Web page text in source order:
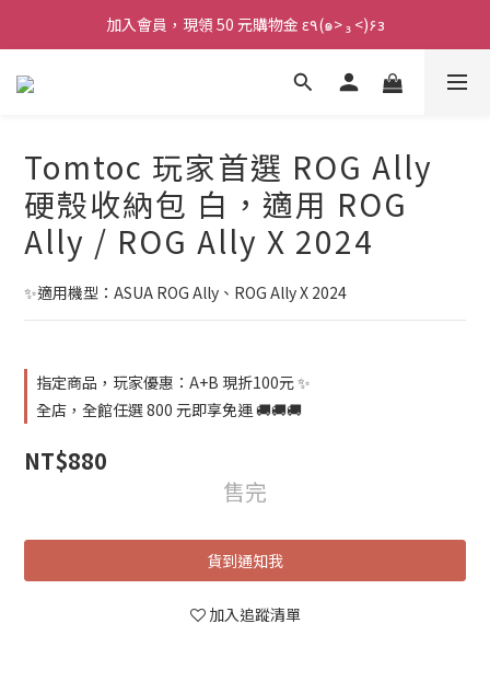
加入會員，現領 50 元購物金 ε٩(๑> ₃ <)۶з
加入會員，現領 50 元購物金 ε٩(๑> ₃ <)۶з
全館滿 800 元 就免運 🚚
Tomtoc 玩家首選 ROG Ally
硬殼收納包 白，適用 ROG
Ally / ROG Ally X 2024
✨適用機型：ASUA ROG Ally、ROG Ally X 2024
指定商品，玩家優惠：A+B 現折100元 ✨
全店，全館任選 800 元即享免運 🚚🚚🚚
NT$880
售完
貨到通知我
加入追蹤清單